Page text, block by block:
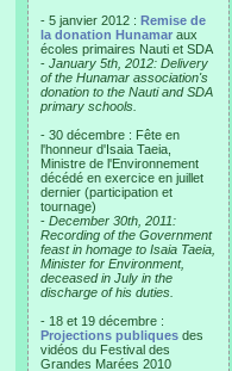
- 5 janvier 2012 : Remise de
la donation Hunamar aux
écoles primaires Nauti et SDA
- January 5th, 2012: Delivery
of the Hunamar association's
donation to the Nauti and SDA
primary schools.
- 30 décembre : Fête en
l'honneur d'Isaia Taeia,
Ministre de l'Environnement
décédé en exercice en juillet
dernier (participation et
tournage)
- December 30th, 2011:
Recording of the Government
feast in homage to Isaia Taeia,
Minister for Environment,
deceased in July in the
discharge of his duties.
- 18 et 19 décembre :
Projections publiques des
vidéos du Festival des
Grandes Marées 2010